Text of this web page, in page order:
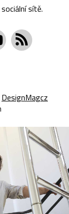
sítě.
DesignMagcz